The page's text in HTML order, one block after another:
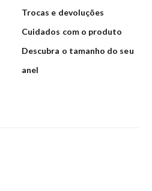
Trocas e devoluções
Cuidados com o produto
Descubra o tamanho do seu
anel